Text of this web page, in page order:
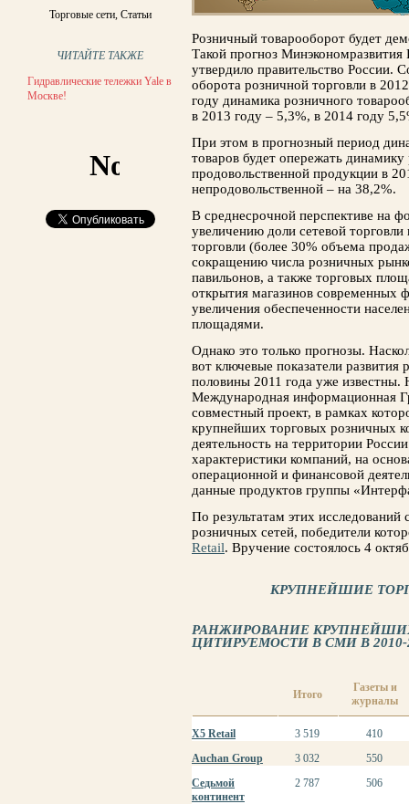
Торговые сети, Статьи
ЧИТАЙТЕ ТАКЖЕ
Гидравлические тележки Yale в
Москве!
Розничный товарооборот будет
Такой прогноз
утвердило правительство России.
оборота розничной торговли в
году динамика розничного
в 2013 году – 5,3%, в 2014 году
При этом в прогнозный период
товаров будет опережать
продовольственной продукции в
непродовольственной – на 38,2%.
В среднесрочной перспективе на
увеличению доли сетевой
торговли (более 30% объема
сокращению числа розничных
павильонов, а также торговых
открытия магазинов современных
увеличения обеспеченности
площадями.
Однако это только прогнозы.
вот ключевые показатели
половины 2011 года уже известны.
Международная информационная
совместный проект, в рамках
крупнейших торговых розничных
деятельность на территории
характеристики компаний, на
операционной и финансовой
данные продуктов группы
По результатам этих
розничных сетей, победители
Retail. Вручение состоялось 4
КРУПНЕЙШИЕ
РАНЖИРОВАНИЕ
ЦИТИРУЕМОСТИ В СМИ В 2010-
Итого
Газеты и
журналы
X5 Retail 3 519
410
Auchan Group
3 032
550
Седьмой
континент
2 787 506